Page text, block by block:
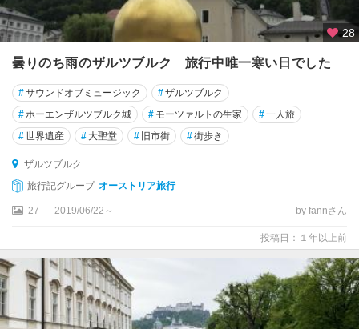
28
曇りのち雨のザルツブルク 旅行中唯一寒い日でした
#サウンドオブミュージック #ザルツブルク
# ホーエンザルツブルク城 # モーツァルトの生家 #一人旅
#世界遺産 # 大聖堂 # 旧市街 #街歩き
ザルツブルク
旅行記グループ オーストリア旅行
27 2019/06/22～ by fannさん
投稿日：１年以上前